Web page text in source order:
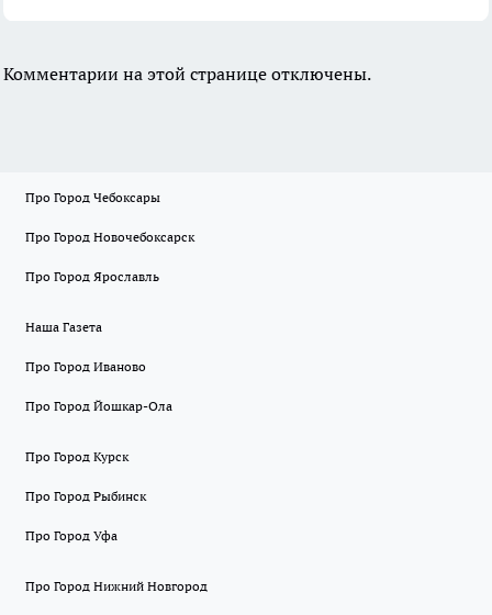
Комментарии на этой странице отключены.
Про Город Чебоксары
Про Город Новочебоксарск
Про Город Ярославль
Наша Газета
Про Город Иваново
Про Город Йошкар-Ола
Про Город Курск
Про Город Рыбинск
Про Город Уфа
Про Город Нижний Новгород